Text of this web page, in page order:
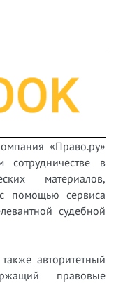
«Право.ру»
сотрудничестве в
материалов,
помощью сервиса
судебной
авторитетный
правовые